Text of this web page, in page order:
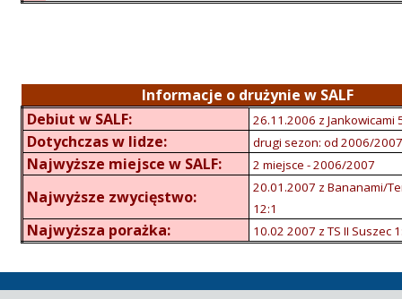
Informacje o drużynie w SALF
Debiut w SALF:
26.11.2006 z Jankowicami
Dotychczas w lidze: drugi sezon: od 2006/
Najwyższe miejsce w SALF: 2 miejsce - 2006/2007
Najwyższe zwycięstwo:
20.01.2007 z Bananami/
12:1
Najwyższa porażka: 10.02 2007 z TS II Suszec